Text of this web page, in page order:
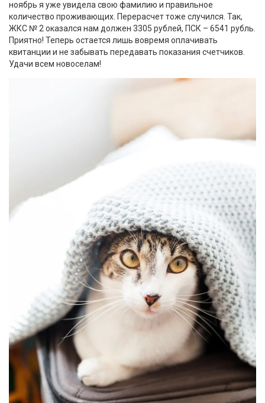
ноябрь я уже увидела свою фамилию и правильное
количество проживающих. Перерасчет тоже случился. Так,
ЖКС № 2 оказался нам должен 3305 рублей, ПСК – 6541 рубль.
Приятно! Теперь остается лишь вовремя оплачивать
квитанции и не забывать передавать показания счетчиков.
Удачи всем новоселам!